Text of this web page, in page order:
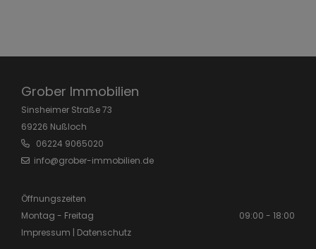
Grober Immobilien
Sins­hei­mer Stra­ße 73
69226 Nu­ßloch
06224 9065020
info@grober-immobilien.de
Öffnungszeiten
Montag - Freitag
09:00 - 18:00
Impressum | Datenschutz